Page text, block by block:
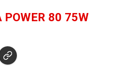
POWER 80 75W